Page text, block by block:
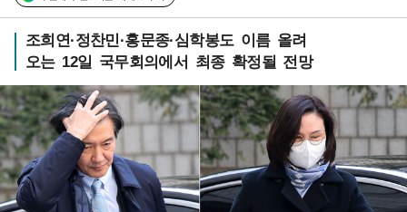
조희연·정찬민·홍문종·심학봉도 이름 올려
오는 12일 국무회의에서 최종 확정될 전망